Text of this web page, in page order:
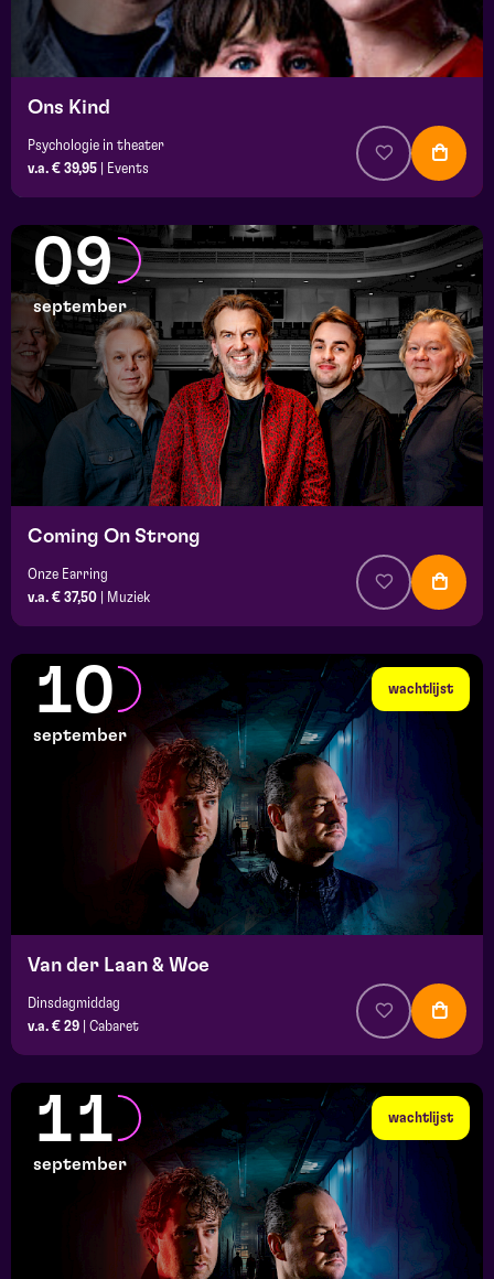
Ons Kind
Psychologie in theater
v.a. € 39,95
Events
09
september
Coming On Strong
Onze Earring
v.a. € 37,50
Muziek
wachtlijst
10
september
Van der Laan & Woe
Dinsdagmiddag
v.a. € 29
Cabaret
wachtlijst
11
september